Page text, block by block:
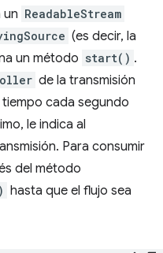
un ReadableStream
(es decir, la
un método start() .
de la transmisión
cada segundo
le indica al
Para consumir
del método
hasta que el flujo sea